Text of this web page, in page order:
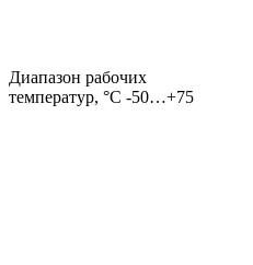
Диапазон рабочих
температур, °С -50…+75